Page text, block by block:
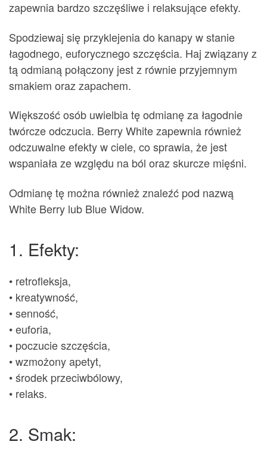
zapewnia bardzo szczęśliwe i relaksujące efekty.
Spodziewaj się przyklejenia do kanapy w stanie
łagodnego, euforycznego szczęścia. Haj związany z
tą odmianą połączony jest z równie przyjemnym
smakiem oraz zapachem.
Większość osób uwielbia tę odmianę za łagodnie
twórcze odczucia. Berry White zapewnia również
odczuwalne efekty w ciele, co sprawia, że jest
wspaniała ze względu na ból oraz skurcze mięśni.
Odmianę tę można również znaleźć pod nazwą
White Berry lub Blue Widow.
1. Efekty:
• retrofleksja,
• kreatywność,
• senność,
• euforia,
• poczucie szczęścia,
• wzmożony apetyt,
• środek przeciwbólowy,
• relaks.
2. Smak: